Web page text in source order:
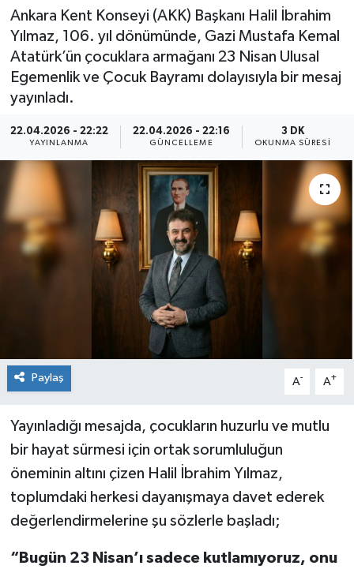
Ankara Kent Konseyi (AKK) Başkanı Halil İbrahim
Yılmaz, 106. yıl dönümünde, Gazi Mustafa Kemal
Atatürk’ün çocuklara armağanı 23 Nisan Ulusal
Egemenlik ve Çocuk Bayramı dolayısıyla bir mesaj
yayınladı.
22.04.2026 - 22:22
YAYINLANMA
22.04.2026 - 22:16
GÜNCELLEME
3 DK
OKUNMA SÜRESI
Paylaş A- A+
Yayınladığı mesajda, çocukların huzurlu ve mutlu
bir hayat sürmesi için ortak sorumluluğun
öneminin altını çizen Halil İbrahim Yılmaz,
toplumdaki herkesi dayanışmaya davet ederek
değerlendirmelerine şu sözlerle başladı;
“Bugün 23 Nisan’ı sadece kutlamıyoruz, onu